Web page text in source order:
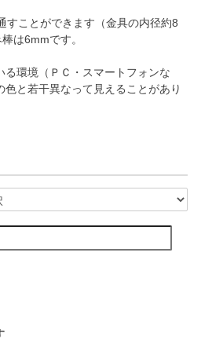
すことができます（金具の内径約8
は6mmです。
環境（ＰＣ・スマートフォンな
色と若干異なって見えることがあり